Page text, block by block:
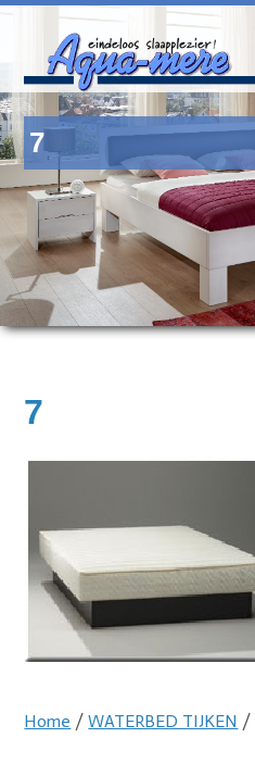
7
7
Home /WATERBED TIJKEN /